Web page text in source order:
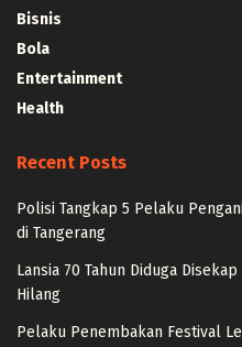
Bisnis
Bola
Entertainment
Health
Recent Posts
Polisi Tangkap 5 Pelaku
di Tangerang
Lansia 70 Tahun Diduga
Hilang
Pelaku Penembakan Festival